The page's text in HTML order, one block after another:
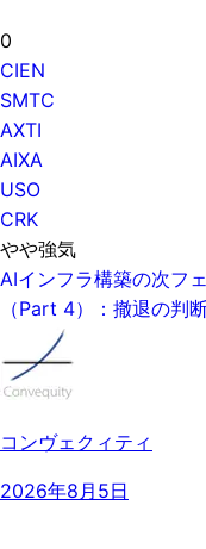
0
CIEN
SMTC
AXTI
AIXA
USO
CRK
やや強気
AIインフラ構築の次フ
（Part 4）：撤退の判
コンヴェクィティ
2026年8月5日